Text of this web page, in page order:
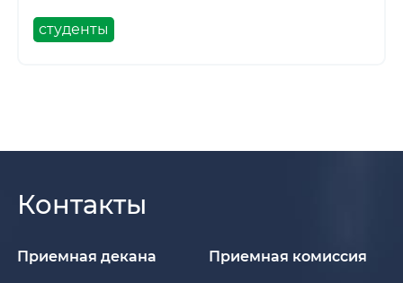
студенты
Контакты
Приемная декана Приемная комиссия